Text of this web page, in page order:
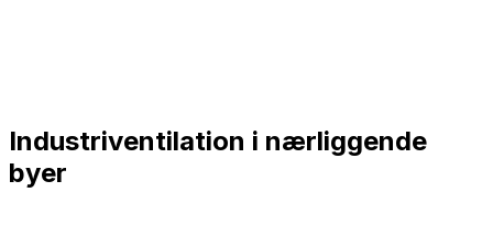
Industriventilation i nærliggende
byer